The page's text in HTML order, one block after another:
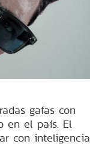
gafas con
en el país. El
con inteligencia